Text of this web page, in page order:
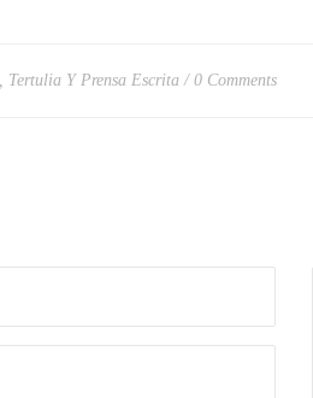
Tertulia Y Prensa Escrita 0 Comments